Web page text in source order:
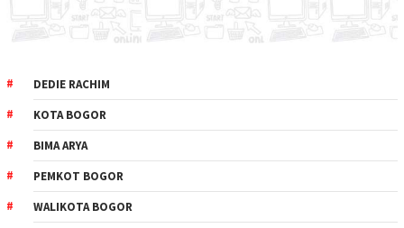
DEDIE RACHIM
KOTA BOGOR
BIMA ARYA
PEMKOT BOGOR
WALIKOTA BOGOR